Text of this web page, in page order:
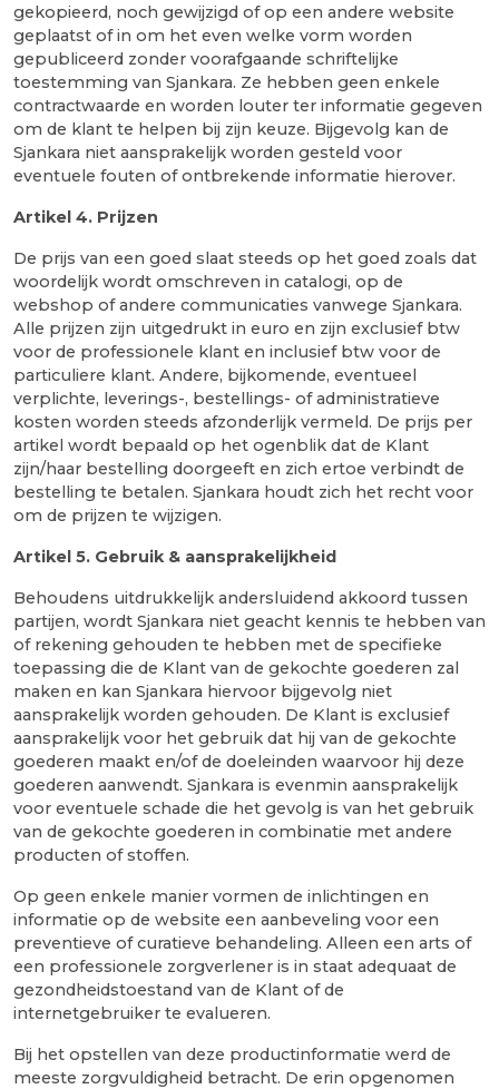
gekopieerd, noch gewijzigd of op een andere website
geplaatst of in om het even welke vorm worden
gepubliceerd zonder voorafgaande schriftelijke
toestemming van Sjankara. Ze hebben geen enkele
contractwaarde en worden louter ter informatie gegeven
om de klant te helpen bij zijn keuze. Bijgevolg kan de
Sjankara niet aansprakelijk worden gesteld voor
eventuele fouten of ontbrekende informatie hierover.
Artikel 4. Prijzen
De prijs van een goed slaat steeds op het goed zoals dat
woordelijk wordt omschreven in catalogi, op de
webshop of andere communicaties vanwege Sjankara.
Alle prijzen zijn uitgedrukt in euro en zijn exclusief btw
voor de professionele klant en inclusief btw voor de
particuliere klant. Andere, bijkomende, eventueel
verplichte, leverings-, bestellings- of administratieve
kosten worden steeds afzonderlijk vermeld. De prijs per
artikel wordt bepaald op het ogenblik dat de Klant
zijn/haar bestelling doorgeeft en zich ertoe verbindt de
bestelling te betalen. Sjankara houdt zich het recht voor
om de prijzen te wijzigen.
Artikel 5. Gebruik & aansprakelijkheid
Behoudens uitdrukkelijk andersluidend akkoord tussen
partijen, wordt Sjankara niet geacht kennis te hebben van
of rekening gehouden te hebben met de specifieke
toepassing die de Klant van de gekochte goederen zal
maken en kan Sjankara hiervoor bijgevolg niet
aansprakelijk worden gehouden. De Klant is exclusief
aansprakelijk voor het gebruik dat hij van de gekochte
goederen maakt en/of de doeleinden waarvoor hij deze
goederen aanwendt. Sjankara is evenmin aansprakelijk
voor eventuele schade die het gevolg is van het gebruik
van de gekochte goederen in combinatie met andere
producten of stoffen.
Op geen enkele manier vormen de inlichtingen en
informatie op de website een aanbeveling voor een
preventieve of curatieve behandeling. Alleen een arts of
een professionele zorgverlener is in staat adequaat de
gezondheidstoestand van de Klant of de
internetgebruiker te evalueren.
Bij het opstellen van deze productinformatie werd de
meeste zorgvuldigheid betracht. De erin opgenomen